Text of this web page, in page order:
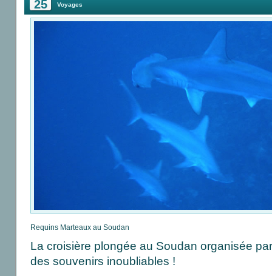
25 Voyages
Requins Marteaux au Soudan
La croisière plongée au Soudan organisée
des souvenirs inoubliables !